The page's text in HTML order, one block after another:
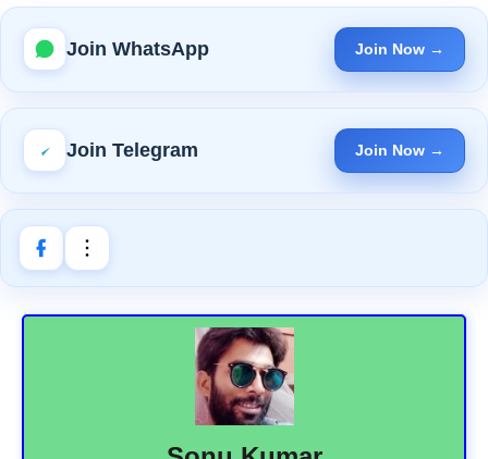
Join WhatsApp Join Now →
Join Telegram Join Now →